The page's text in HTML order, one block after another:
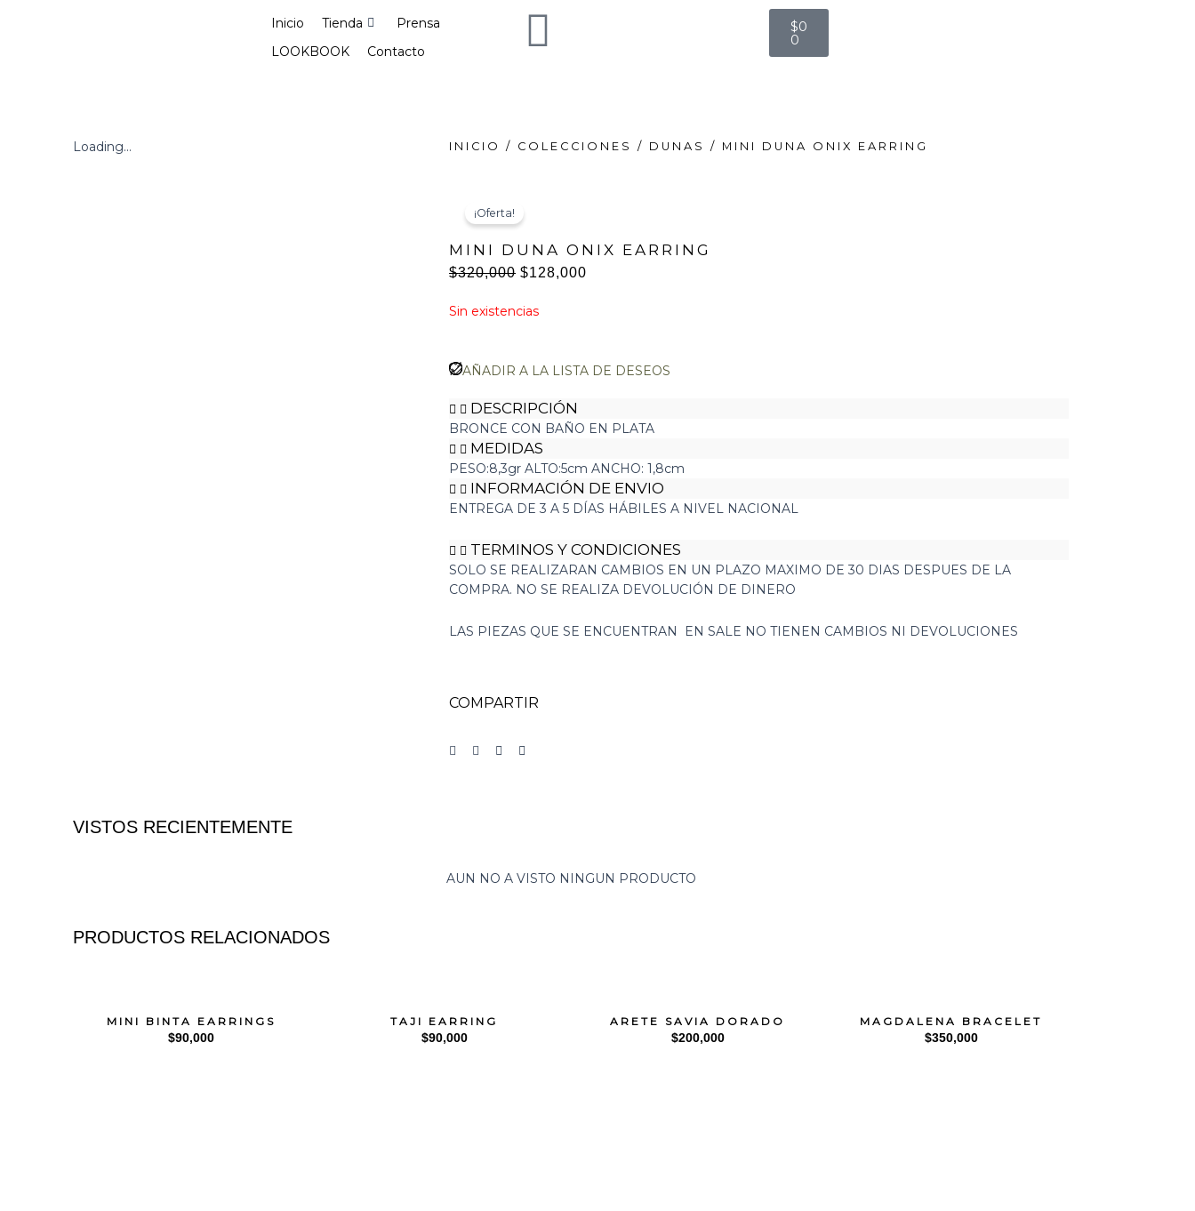
Inicio Tienda
Prensa
LOOKBOOK
Contacto
$0
0
Cart
Loading... INICIO / COLECCIONES / DUNAS / MINI DUNA ONIX EARRING
¡Oferta!
MINI DUNA ONIX EARRING
$320,000
precio
$320,000.
$128,000
$128,000.
Sin existencias
AÑADIR A LA LISTA DE DESEOS
DESCRIPCIÓN
BRONCE CON BAÑO EN PLATA
MEDIDAS
PESO:8,3gr ALTO:5cm ANCHO: 1,8cm
INFORMACIÓN DE ENVIO
ENTREGA DE 3 A 5 DÍAS HÁBILES A NIVEL NACIONAL
TERMINOS Y CONDICIONES
SOLO SE REALIZARAN CAMBIOS EN UN PLAZO MAXIMO DE 30 DIAS DESPUES DE LA
COMPRA. NO SE REALIZA DEVOLUCIÓN DE DINERO
LAS PIEZAS QUE SE ENCUENTRAN EN SALE NO TIENEN CAMBIOS NI DEVOLUCIONES
COMPARTIR
VISTOS RECIENTEMENTE
AUN NO A VISTO NINGUN PRODUCTO
PRODUCTOS RELACIONADOS
MINI BINTA EARRINGS
$90,000
TAJI EARRING
$90,000
ARETE SAVIA DORADO
$200,000
MAGDALENA BRACELET
$350,000